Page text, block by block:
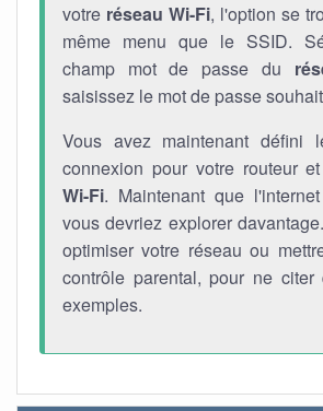
votre réseau Wi-Fi, l'option se
même menu que le SSID.
champ mot de passe du
saisissez le mot de passe
Vous avez maintenant défini
connexion pour votre routeur
Wi-Fi. Maintenant que
vous devriez explorer
optimiser votre réseau ou
contrôle parental, pour ne citer
exemples.